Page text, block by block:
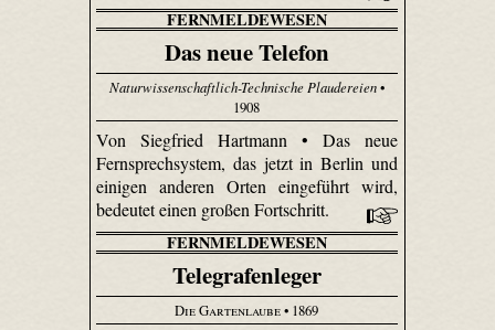
FERNMELDEWESEN
Das neue Telefon
Naturwissenschaftlich-Technische Plaudereien•
1908
Von Siegfried Hartmann • Das neue
Fernsprechsystem, das jetzt in Berlin und
einigen anderen Orten eingeführt wird,
bedeutet einen großen Fortschritt.
FERNMELDEWESEN
Telegrafenleger
Die Gartenlaube• 1869